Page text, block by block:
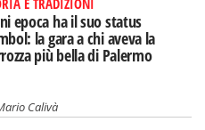
epoca ha il suo status
la gara a chi aveva la
più bella di Palermo
Calivà